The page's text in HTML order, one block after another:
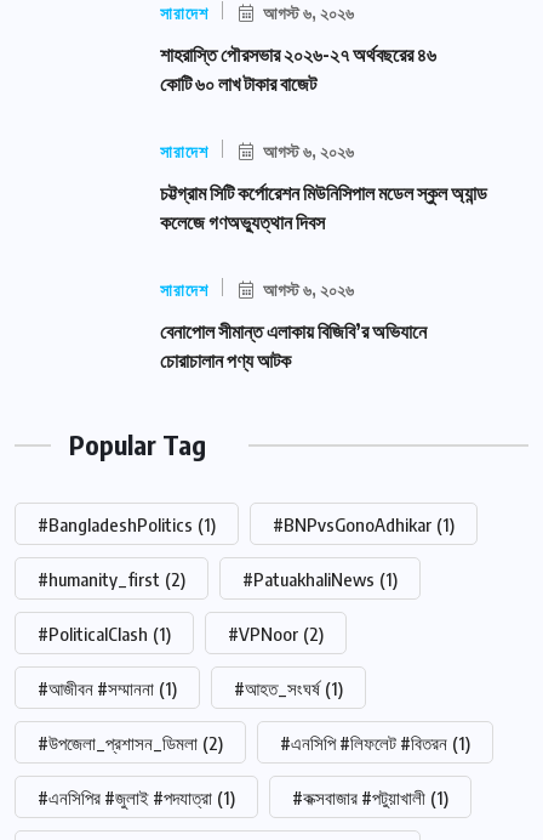
সারাদেশ আগস্ট ৬, ২০২৬
শাহরাস্তি পৌরসভার ২০২৬-২৭ অর্থবছরের ৪৬
কোটি ৬০ লাখ টাকার বাজেট
সারাদেশ আগস্ট ৬, ২০২৬
চট্টগ্রাম সিটি কর্পোরেশন মিউনিসিপাল মডেল স্কুল অ্যান্ড
কলেজে গণঅভ্যুত্থান দিবস
সারাদেশ আগস্ট ৬, ২০২৬
বেনাপোল সীমান্ত এলাকায় বিজিবি’র অভিযানে
চোরাচালান পণ্য আটক
Popular Tag
#BangladeshPolitics (1) #BNPvsGonoAdhikar (1)
#humanity_first (2) #PatuakhaliNews (1)
#PoliticalClash (1) #VPNoor (2)
#আজীবন #সম্মাননা (1) #আহত_সংঘর্ষ (1)
#উপজেলা_প্রশাসন_ডিমলা (2) #এনসিপি #লিফলেট #বিতরন (1)
#এনসিপির #জুলাই #পদযাত্রা (1) #কক্সবাজার #পটুয়াখালী (1)